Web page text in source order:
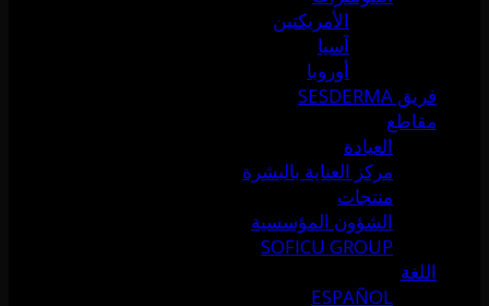
الأمريكتين
آسيا
أوروبا
فريق SESDERMA
مقاطع
العيادة
مركز العناية بالبشرة
منتجات
الشؤون المؤسسية
SOFICU GROUP
اللغة
ESPAÑOL